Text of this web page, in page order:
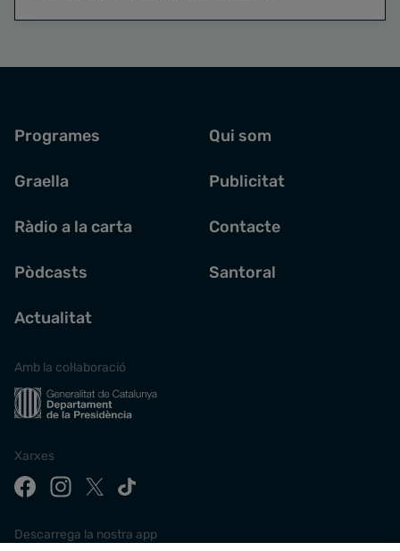
Programes
Graella
Ràdio a la carta
Pòdcasts
Actualitat
Qui som
Publicitat
Contacte
Santoral
Amb la col·laboració
Xarxes
Descarrega la nostra app